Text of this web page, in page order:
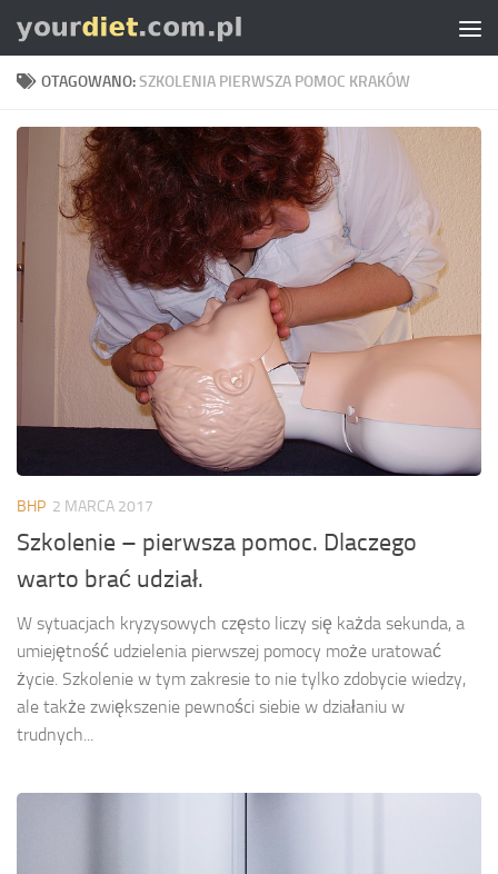
Skip to content
OTAGOWANO:SZKOLENIA PIERWSZA POMOC KRAKÓW
BHP 2 MARCA 2017
Szkolenie – pierwsza pomoc. Dlaczego
warto brać udział.
W sytuacjach kryzysowych często liczy się każda sekunda, a
umiejętność udzielenia pierwszej pomocy może uratować
życie. Szkolenie w tym zakresie to nie tylko zdobycie wiedzy,
ale także zwiększenie pewności siebie w działaniu w
trudnych...